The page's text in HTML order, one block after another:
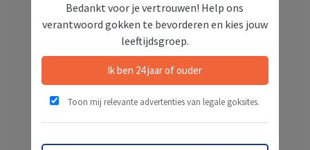
Wat kost gokken jou?
Stop op tijd | 18+
Bedankt voor je vertrouwen! Help ons
verantwoord gokken te bevorderen en kies jouw
leeftijdsgroep.
Ik ben 24 jaar of ouder
Toon mij relevante advertenties van legale goksites.